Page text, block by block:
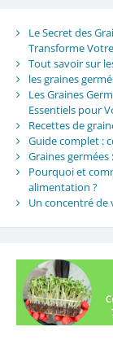
Le Secret des
Transforme
Tout savoir sur
les graines
Les Graines
Essentiels pour
Recettes de
Guide complet :
Graines
Pourquoi et
alimentation ?
Un concentré